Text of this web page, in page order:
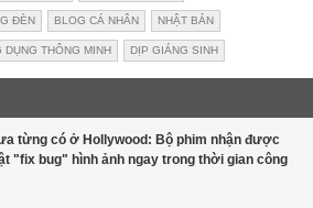
ĐÈN BLOG CÁ NHÂN NHẬT BẢN
DỤNG THÔNG MINH DỊP GIÁNG SINH
từng có ở Hollywood: Bộ phim nhận được
"fix bug" hình ảnh ngay trong thời gian công